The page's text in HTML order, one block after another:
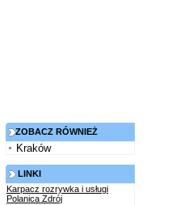
ZOBACZ RÓWNIEŻ
Kraków
LINKI
Karpacz rozrywka i usługi
Polanica Zdrój